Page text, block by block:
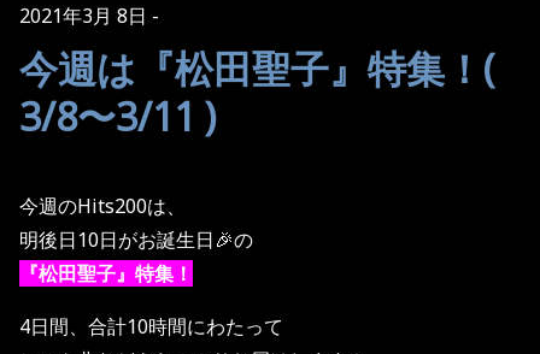
2021年3月 8日
今週は『松田聖子』特集！(
3/8〜3/11 )
今週のHits200は、
明後日10日がお誕生日🎉の
『松田聖子』特集！
4日間、合計10時間にわたって